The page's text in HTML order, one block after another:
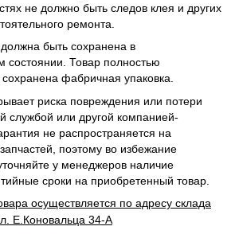
не должно быть следов клея и других
ремонта.
быть сохранена в
состоянии. Товар полностью
фабричная упаковка.
риска повреждения или потери
службой или другой компанией-
не распространяется на
поэтому во избежание
у менеджеров наличие
сроки на приобретенный товар.
осуществляется по адресу склада
Е.Коновальца 34-А